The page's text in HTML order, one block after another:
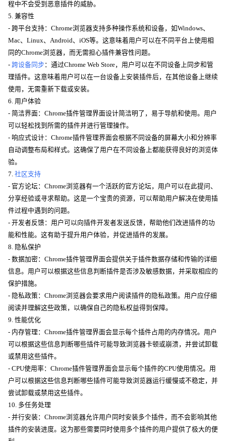
程中不会受到恶意插件的威胁。
5. 兼容性
- 跨平台支持：Chrome浏览器支持多种操作系统和设备，如Windows、
Mac、Linux、Android、iOS等。这意味着用户可以在不同平台上使用相
同的Chrome浏览器，而无需担心插件兼容性问题。
- 跨设备同步 ：通过Chrome Web Store，用户可以在不同设备上同步和管
理插件。这意味着用户可以在一台设备上安装插件后，在其他设备上继续
使用，无需重新下载或安装。
6. 用户体验
- 简洁界面：Chrome插件管理界面设计简洁明了，易于导航和使用。用户
可以轻松找到所需的插件并进行管理操作。
- 响应式设计：Chrome插件管理界面会根据不同设备的屏幕大小和分辨率
自动调整布局和样式。这确保了用户在不同设备上都能获得良好的浏览体
验。
7. 社区支持
- 官方论坛：Chrome浏览器有一个活跃的官方论坛，用户可以在此提问、
分享经验或寻求帮助。这是一个宝贵的资源，可以帮助用户解决在使用插
件过程中遇到的问题。
- 开发者反馈：用户可以向插件开发者发送反馈，帮助他们改进插件的功
能和性能。这有助于提升用户体验，并促进插件的发展。
8. 隐私保护
- 数据加密：Chrome插件管理界面会提供关于插件数据存储和传输的详细
信息。用户可以根据这些信息判断插件是否涉及敏感数据，并采取相应的
保护措施。
- 隐私政策：Chrome浏览器会要求用户阅读插件的隐私政策。用户应仔细
阅读并理解这些政策，以确保自己的隐私权益得到保障。
9. 性能优化
- 内存管理：Chrome插件管理界面会显示每个插件占用的内存情况。用户
可以根据这些信息判断哪些插件可能导致浏览器卡顿或崩溃，并尝试卸载
或禁用这些插件。
- CPU使用率：Chrome插件管理界面会显示每个插件的CPU使用情况。用
户可以根据这些信息判断哪些插件可能导致浏览器运行缓慢或不稳定，并
尝试卸载或禁用这些插件。
10. 多任务处理
- 并行安装：Chrome浏览器允许用户同时安装多个插件，而不会影响其他
插件的安装进度。这为那些需要同时使用多个插件的用户提供了极大的便